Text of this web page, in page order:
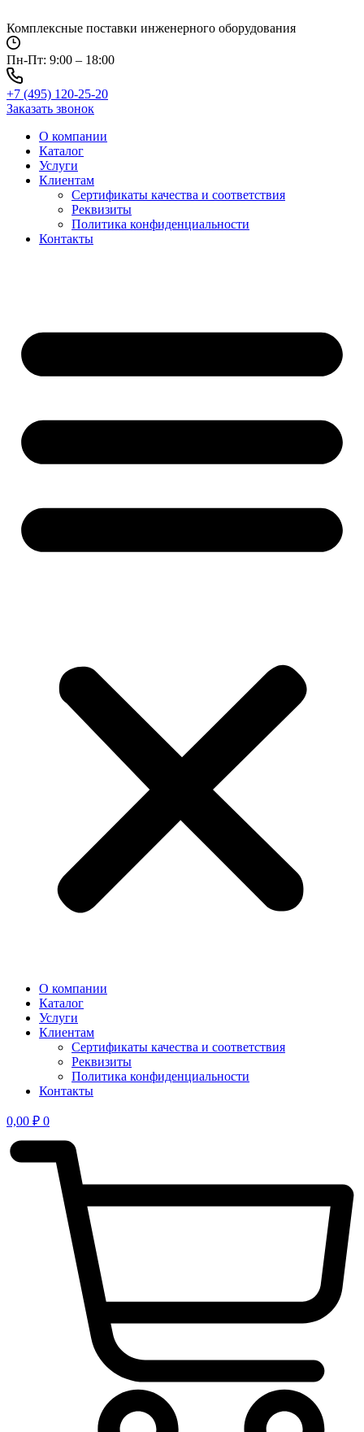
к
содержимому
Комплексные поставки инженерного оборудования
Пн-Пт: 9:00 – 18:00
+7 (495) 120-25-20
Заказать звонок
О компании
Каталог
Услуги
Клиентам
Сертификаты качества и соответствия
Реквизиты
Политика конфиден­циальности
Контакты
О компании
Каталог
Услуги
Клиентам
Сертификаты качества и соответствия
Реквизиты
Политика конфиден­циальности
Контакты
0,00 ₽ 0